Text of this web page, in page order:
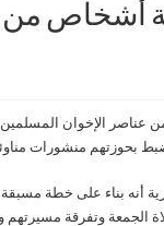
أشخاص من
الإخوان
بحوزتهم منشورات
أنه بناء على خطة
الجمعة وتفرقة